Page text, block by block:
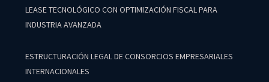
LEASE TECNOLÓGICO CON OPTIMIZACIÓN FISCAL PARA
INDUSTRIA AVANZADA
ESTRUCTURACIÓN LEGAL DE CONSORCIOS EMPRESARIALES
INTERNACIONALES